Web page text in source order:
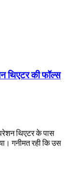
थिएटर की फॉल्स
थिएटर के पास
गनीमत रही कि उस